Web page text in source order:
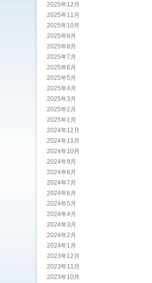
2025年12月
2025年11月
2025年10月
2025年9月
2025年8月
2025年7月
2025年6月
2025年5月
2025年4月
2025年3月
2025年2月
2025年1月
2024年12月
2024年11月
2024年10月
2024年9月
2024年8月
2024年7月
2024年6月
2024年5月
2024年4月
2024年3月
2024年2月
2024年1月
2023年12月
2023年11月
2023年10月